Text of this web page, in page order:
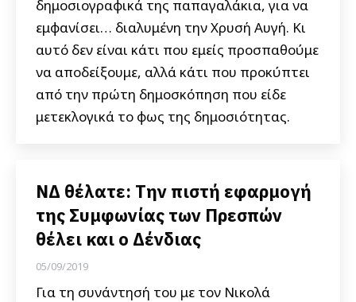
δημοσιογραφικά της παπαγαλάκια, για να
εμφανίσει… διαλυμένη την Χρυσή Αυγή. Κι
αυτό δεν είναι κάτι που εμείς προσπαθούμε
να αποδείξουμε, αλλά κάτι που προκύπτει
από την πρώτη δημοσκόπηση που είδε
μετεκλογικά το φως της δημοσιότητας.
ΝΔ θέλατε: Την πιστή εφαρμογή
της Συμφωνίας των Πρεσπών
θέλει και ο Δένδιας
05/09/2019
Για τη συνάντησή του με τον Νικολά